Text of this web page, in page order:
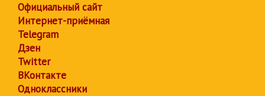
Официальный сайт
Интернет-приёмная
Telegram
Дзен
Twitter
ВКонтакте
Одноклассники